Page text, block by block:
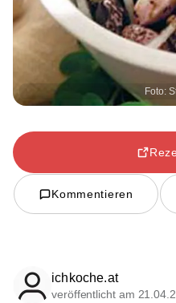
Foto:
Kommentieren
ichkoche.at
veröffentlicht am